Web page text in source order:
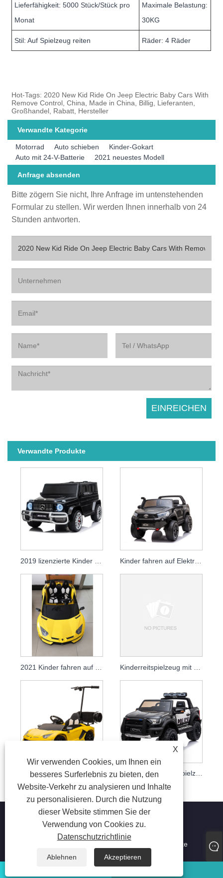
Lieferfähigkeit: 5000 Stück/Stück pro
Monat
Maximale Belastung:
30KG
Stil: Auf Spielzeug reiten Räder: 4 Räder
Hot-Tags: 2020 New Kid Ride On Jeep Electric Baby Cars With
Remove Control, China, Made in China, Billig, Lieferanten,
Großhandel, Rabatt, Hersteller
Verwandte Kategorie
Motorrad Auto schieben
Kinder-Gokart
Auto mit 24-V-Batterie
2021 neuestes Modell
Anfrage absenden
Bitte zögern Sie nicht, Ihre Anfrage im untenstehenden
Formular zu stellen. Wir werden Ihnen innerhalb von 24
Stunden antworten.
Verwandte Produkte
2020 heißer Verkauf elektrische Fahrt auf Autos für Kinder zum Fahren mit Fernbedienung Baby Fahrt auf Spielzeugauto
X
Wir verwenden Cookies, um Ihnen ein
besseres Surferlebnis zu bieten, den
Website-Verkehr zu analysieren und Inhalte
zu personalisieren. Durch die Nutzung
dieser Website stimmen Sie der
Verwendung von Cookies zu.
Datenschutzrichtlinie
Ablehnen
Akzeptieren
Copyright © 2023 Jiaxing Tusi Toys Co., Ltd. Alle Rechte
vorbehalten